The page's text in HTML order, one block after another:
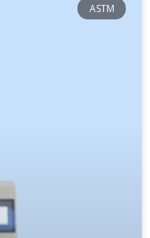
ASTM